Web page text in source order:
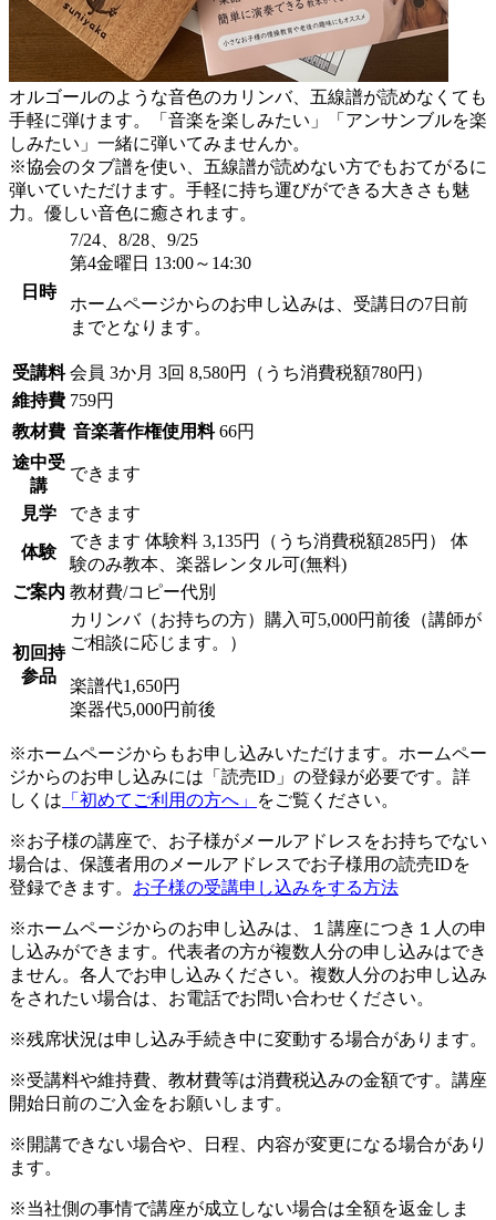
オルゴールのような音色のカリンバ、五線譜が読めなくても
手軽に弾けます。「音楽を楽しみたい」「アンサンブルを楽
しみたい」一緒に弾いてみませんか。
※協会のタブ譜を使い、五線譜が読めない方でもおてがるに
弾いていただけます。手軽に持ち運びができる大きさも魅
力。優しい音色に癒されます。
日時
7/24、8/28、9/25
第4金曜日 13:00～14:30
ホームページからのお申し込みは、受講日の7日前
までとなります。
受講料 会員 3か月 3回 8,580円（うち消費税額780円）
維持費 759円
教材費 音楽著作権使用料 66円
途中受
講
できます
見学 できます
体験
できます 体験料 3,135円（うち消費税額285円） 体
験のみ教本、楽器レンタル可(無料)
ご案内 教材費/コピー代別
初回持
参品
カリンバ（お持ちの方）購入可5,000円前後（講師が
ご相談に応じます。）
楽譜代1,650円
楽器代5,000円前後
※ホームページからもお申し込みいただけます。ホームペー
ジからのお申し込みには「読売ID」の登録が必要です。詳
しくは 「初めてご利用の方へ」 をご覧ください。
※お子様の講座で、お子様がメールアドレスをお持ちでない
場合は、保護者用のメールアドレスでお子様用の読売IDを
登録できます。 お子様の受講申し込みをする方法
※ホームページからのお申し込みは、１講座につき１人の申
し込みができます。代表者の方が複数人分の申し込みはでき
ません。各人でお申し込みください。複数人分のお申し込み
をされたい場合は、お電話でお問い合わせください。
※残席状況は申し込み手続き中に変動する場合があります。
※受講料や維持費、教材費等は消費税込みの金額です。講座
開始日前のご入金をお願いします。
※開講できない場合や、日程、内容が変更になる場合があり
ます。
※当社側の事情で講座が成立しない場合は全額を返金しま